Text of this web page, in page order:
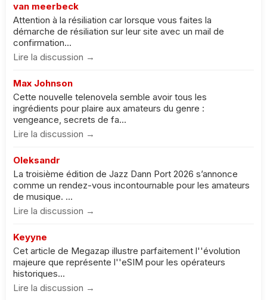
van meerbeck
Attention à la résiliation car lorsque vous faites la
démarche de résiliation sur leur site avec un mail de
confirmation...
Lire la discussion →
Max Johnson
Cette nouvelle telenovela semble avoir tous les
ingrédients pour plaire aux amateurs du genre :
vengeance, secrets de fa...
Lire la discussion →
Oleksandr
La troisième édition de Jazz Dann Port 2026 s’annonce
comme un rendez-vous incontournable pour les amateurs
de musique. ...
Lire la discussion →
Keyyne
Cet article de Megazap illustre parfaitement l''évolution
majeure que représente l''eSIM pour les opérateurs
historiques...
Lire la discussion →